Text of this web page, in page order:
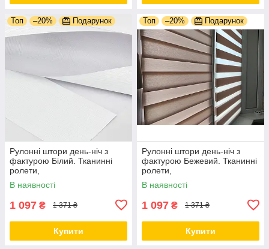
Топ –20% Подарунок
Рулонні штори день-ніч з
фактурою Білий. Тканинні
ролети,
В наявності
1 097 ₴ 1 371 ₴
Купити
Топ –20% Подарунок
Рулонні штори день-ніч з
фактурою Бежевий. Тканинні
ролети,
В наявності
1 097 ₴ 1 371 ₴
Купити